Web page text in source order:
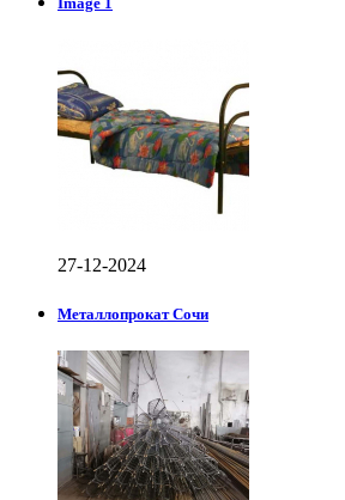
27-12-2024
Металлопрокат Сочи